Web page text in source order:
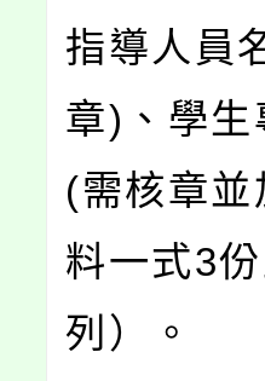
指導人員
章)、學
(需核章
料一式3
列）。